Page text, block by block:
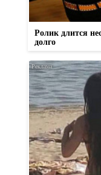
Ролик длится
долго